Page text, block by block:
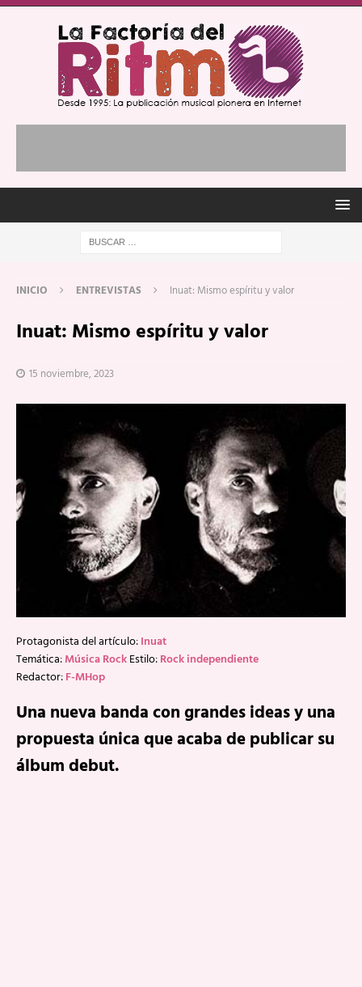
INICIO ENTREVISTAS Inuat: Mismo espíritu y valor
Inuat: Mismo espíritu y valor
15 noviembre, 2023
Protagonista del artículo:Inuat
Temática:Música RockEstilo:Rock independiente
Redactor:F-MHop
Una nueva banda con grandes ideas y una
propuesta única que acaba de publicar su
álbum debut.